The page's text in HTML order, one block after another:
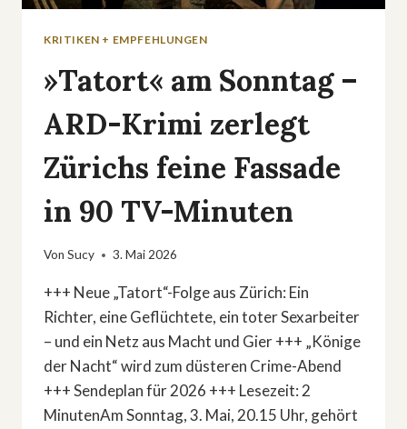
KRITIKEN + EMPFEHLUNGEN
»Tatort« am Sonntag –
ARD-Krimi zerlegt
Zürichs feine Fassade
in 90 TV-Minuten
Von Sucy 3. Mai 2026
+++ Neue „Tatort“-Folge aus Zürich: Ein
Richter, eine Geflüchtete, ein toter Sexarbeiter
– und ein Netz aus Macht und Gier +++ „Könige
der Nacht“ wird zum düsteren Crime-Abend
+++ Sendeplan für 2026 +++ Lesezeit: 2
MinutenAm Sonntag, 3. Mai, 20.15 Uhr, gehört